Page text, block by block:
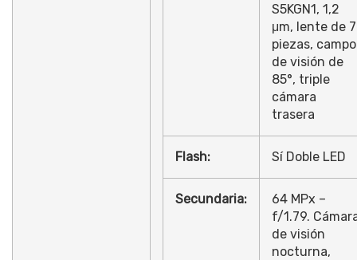
S5KGN1, 1,2
μm, lente de 7
piezas, campo
de visión de
85°, triple
cámara
trasera
Flash: Sí Doble LED
Secundaria:
64 MPx –
f/1.79.
de visión
nocturna,